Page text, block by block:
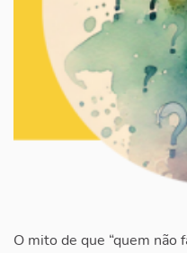
O mito de que “quem não